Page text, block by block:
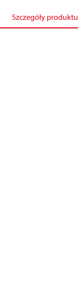
Szczegóły produktu